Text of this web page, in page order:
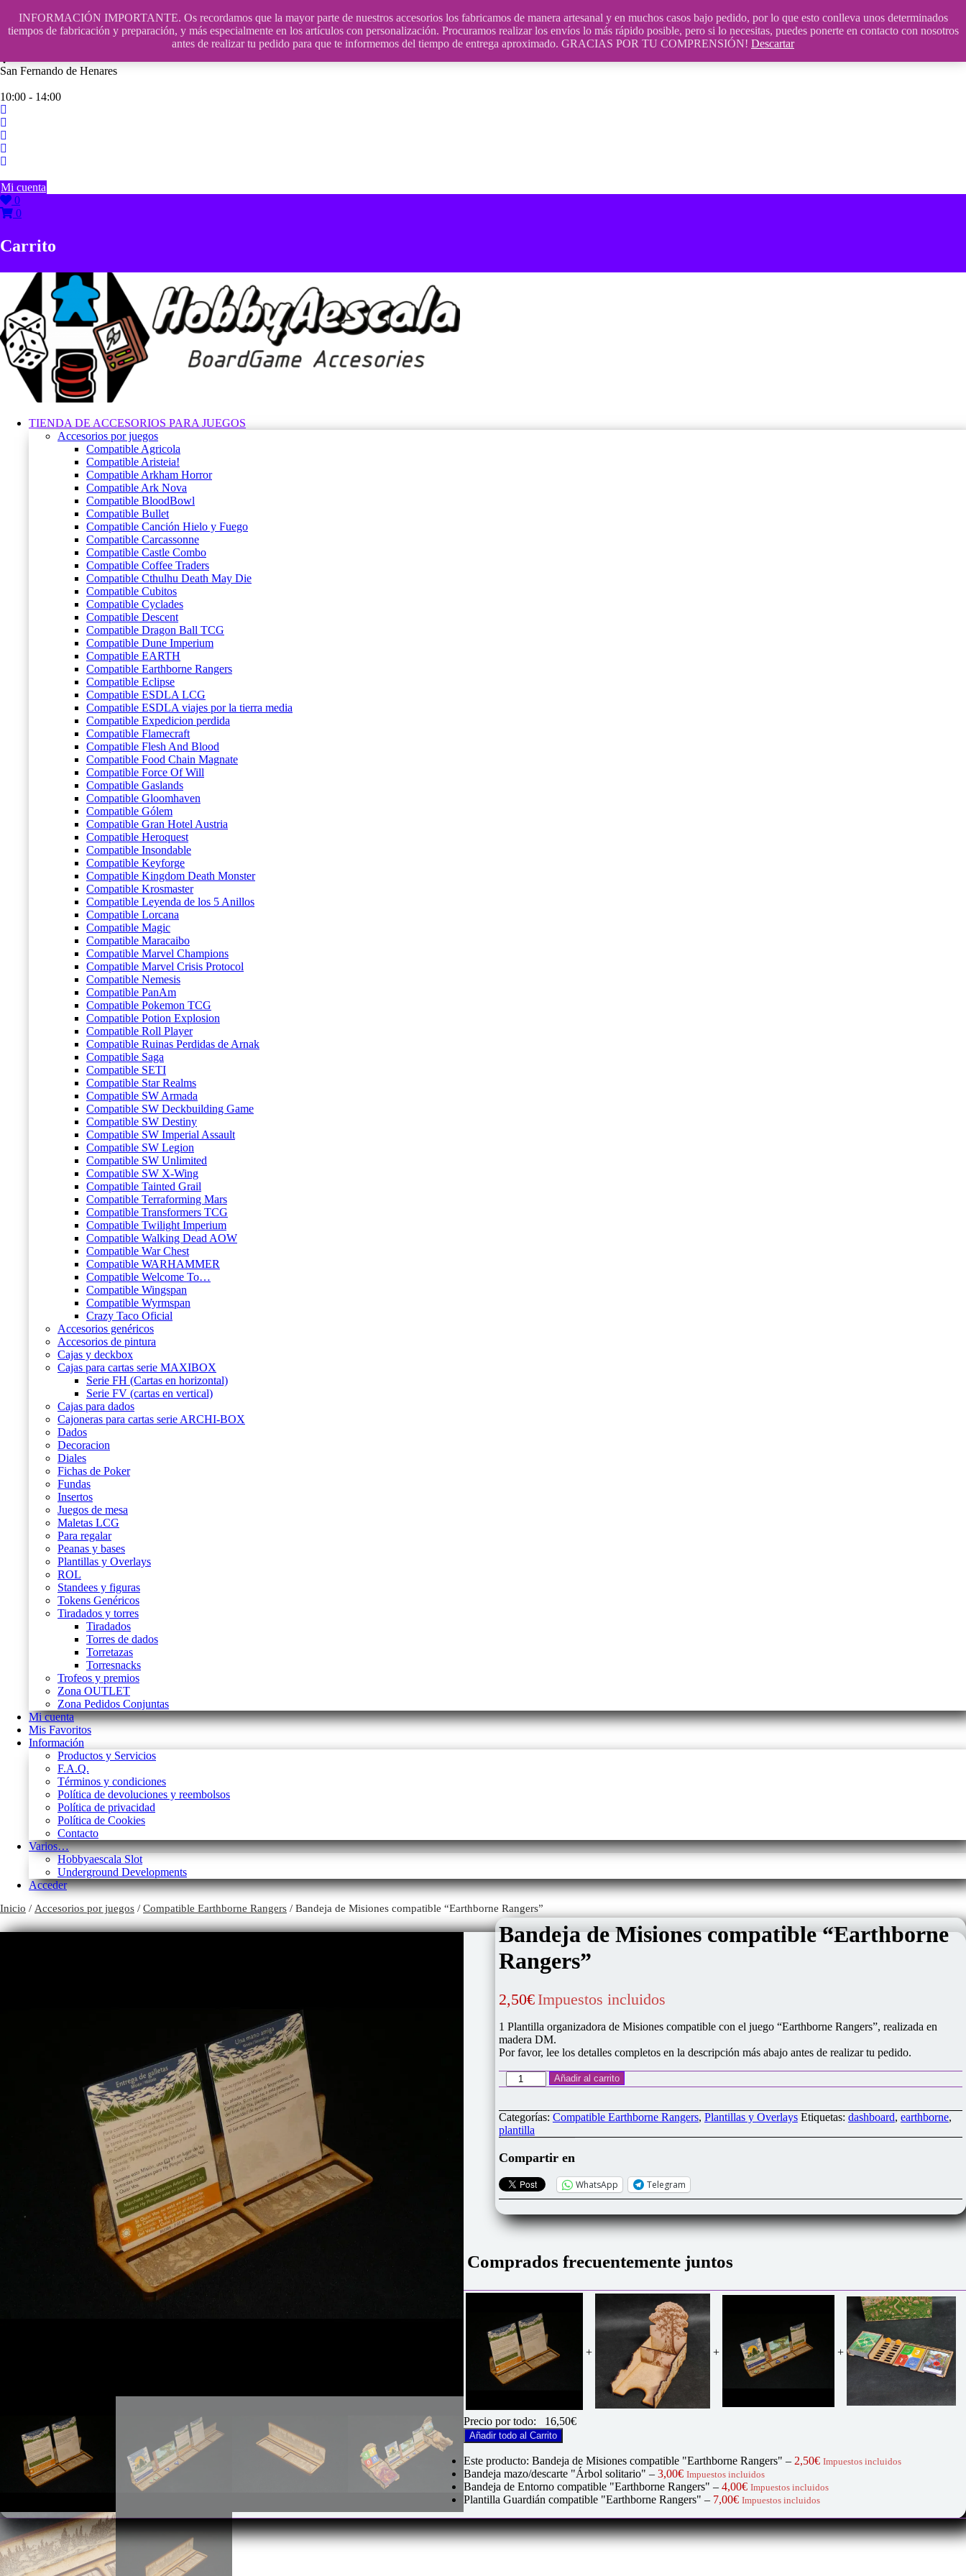
INFORMACIÓN IMPORTANTE. Os recordamos que la mayor parte de nuestros accesorios los fabricamos de manera artesanal y en muchos casos bajo pedido, por lo que esto conlleva unos determinados
tiempos de fabricación y preparación, y más especialmente en los artículos con personalización. Procuramos realizar los envíos lo más rápido posible, pero si lo necesitas, puedes ponerte en contacto con nosotros
antes de realizar tu pedido para que te informemos del tiempo de entrega aproximado. GRACIAS POR TU COMPRENSIÓN! Descartar
contenido
609241475 SOLO DE 10:00 a 14:00
San Fernando de Henares
10:00 - 14:00
Mi cuenta
0
0
Carrito
TIENDA DE ACCESORIOS PARA JUEGOS
Accesorios por juegos
Compatible Agricola
Compatible Aristeia!
Compatible Arkham Horror
Compatible Ark Nova
Compatible BloodBowl
Compatible Bullet
Compatible Canción Hielo y Fuego
Compatible Carcassonne
Compatible Castle Combo
Compatible Coffee Traders
Compatible Cthulhu Death May Die
Compatible Cubitos
Compatible Cyclades
Compatible Descent
Compatible Dragon Ball TCG
Compatible Dune Imperium
Compatible EARTH
Compatible Earthborne Rangers
Compatible Eclipse
Compatible ESDLA LCG
Compatible ESDLA viajes por la tierra media
Compatible Expedicion perdida
Compatible Flamecraft
Compatible Flesh And Blood
Compatible Food Chain Magnate
Compatible Force Of Will
Compatible Gaslands
Compatible Gloomhaven
Compatible Gólem
Compatible Gran Hotel Austria
Compatible Heroquest
Compatible Insondable
Compatible Keyforge
Compatible Kingdom Death Monster
Compatible Krosmaster
Compatible Leyenda de los 5 Anillos
Compatible Lorcana
Compatible Magic
Compatible Maracaibo
Compatible Marvel Champions
Compatible Marvel Crisis Protocol
Compatible Nemesis
Compatible PanAm
Compatible Pokemon TCG
Compatible Potion Explosion
Compatible Roll Player
Compatible Ruinas Perdidas de Arnak
Compatible Saga
Compatible SETI
Compatible Star Realms
Compatible SW Armada
Compatible SW Deckbuilding Game
Compatible SW Destiny
Compatible SW Imperial Assault
Compatible SW Legion
Compatible SW Unlimited
Compatible SW X-Wing
Compatible Tainted Grail
Compatible Terraforming Mars
Compatible Transformers TCG
Compatible Twilight Imperium
Compatible Walking Dead AOW
Compatible War Chest
Compatible WARHAMMER
Compatible Welcome To…
Compatible Wingspan
Compatible Wyrmspan
Crazy Taco Oficial
Accesorios genéricos
Accesorios de pintura
Cajas y deckbox
Cajas para cartas serie MAXIBOX
Serie FH (Cartas en horizontal)
Serie FV (cartas en vertical)
Cajas para dados
Cajoneras para cartas serie ARCHI-BOX
Dados
Decoracion
Diales
Fichas de Poker
Fundas
Insertos
Juegos de mesa
Maletas LCG
Para regalar
Peanas y bases
Plantillas y Overlays
ROL
Standees y figuras
Tokens Genéricos
Tiradados y torres
Tiradados
Torres de dados
Torretazas
Torresnacks
Trofeos y premios
Zona OUTLET
Zona Pedidos Conjuntas
Mi cuenta
Mis Favoritos
Información
Productos y Servicios
F.A.Q.
Términos y condiciones
Política de devoluciones y reembolsos
Política de privacidad
Política de Cookies
Contacto
Varios…
Hobbyaescala Slot
Underground Developments
Acceder
Inicio / Accesorios por juegos / Compatible Earthborne Rangers / Bandeja de Misiones compatible “Earthborne Rangers”
Bandeja de Misiones compatible “Earthborne
Rangers”
2,50€ Impuestos incluidos
1 Plantilla organizadora de Misiones compatible con el juego “Earthborne Rangers”, realizada en
madera DM.
Por favor, lee los detalles completos en la descripción más abajo antes de realizar tu pedido.
Bandeja
de
compatible
"Earthborne
Rangers"
cantidad
Añadir al carrito
Categorías: Compatible Earthborne Rangers, Plantillas y Overlays Etiquetas: dashboard, earthborne,
plantilla
Compartir en
WhatsApp Telegram
Comprados frecuentemente juntos
+ + +
Precio por todo: 16,50€
Añadir todo al Carrito
Este producto: Bandeja de Misiones compatible "Earthborne Rangers"– 2,50€ Impuestos incluidos
Bandeja mazo/descarte "Árbol solitario"–3,00€ Impuestos incluidos
Bandeja de Entorno compatible "Earthborne Rangers"–4,00€ Impuestos incluidos
Plantilla Guardián compatible "Earthborne Rangers"– 7,00€ Impuestos incluidos